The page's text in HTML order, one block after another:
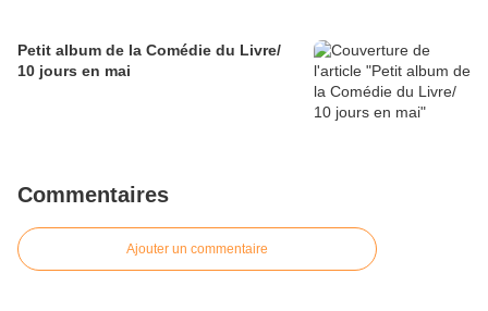
Petit album de la Comédie du Livre/
10 jours en mai
Commentaires
Ajouter un commentaire